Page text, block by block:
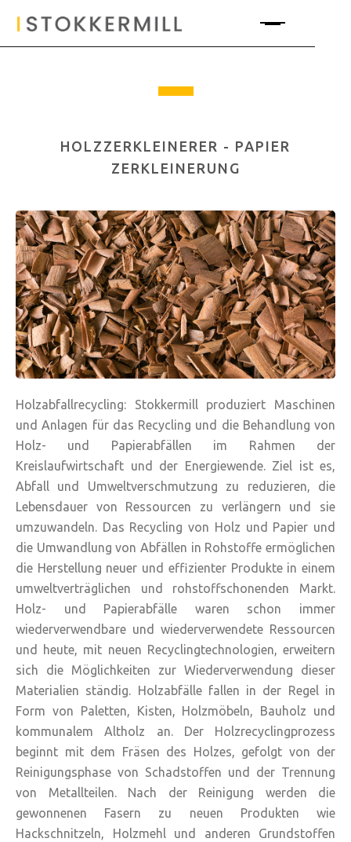
HOLZZERKLEINERER - PAPIER
ZERKLEINERUNG
Holzabfallrecycling: Stokkermill produziert Maschinen
und Anlagen für das Recycling und die Behandlung von
Holz- und Papierabfällen im Rahmen der
Kreislaufwirtschaft und der Energiewende. Ziel ist es,
Abfall und Umweltverschmutzung zu reduzieren, die
Lebensdauer von Ressourcen zu verlängern und sie
umzuwandeln. Das Recycling von Holz und Papier und
die Umwandlung von Abfällen in Rohstoffe ermöglichen
die Herstellung neuer und effizienter Produkte in einem
umweltverträglichen und rohstoffschonenden Markt.
Holz- und Papierabfälle waren schon immer
wiederverwendbare und wiederverwendete Ressourcen
und heute, mit neuen Recyclingtechnologien, erweitern
sich die Möglichkeiten zur Wiederverwendung dieser
Materialien ständig. Holzabfälle fallen in der Regel in
Form von Paletten, Kisten, Holzmöbeln, Bauholz und
kommunalem Altholz an. Der Holzrecyclingprozess
beginnt mit dem Fräsen des Holzes, gefolgt von der
Reinigungsphase von Schadstoffen und der Trennung
von Metallteilen. Nach der Reinigung werden die
gewonnenen Fasern zu neuen Produkten wie
Hackschnitzeln, Holzmehl und anderen Grundstoffen